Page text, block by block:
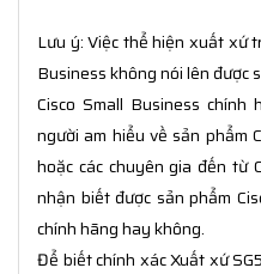
Lưu ý: Việc thể hiện xuất xứ
Business không nói lên được
Cisco Small Business chính
người am hiểu về sản phẩm
hoặc các chuyên gia đến từ
nhận biết được sản phẩm
chính hãng hay không.
Để biết chính xác Xuất xứ